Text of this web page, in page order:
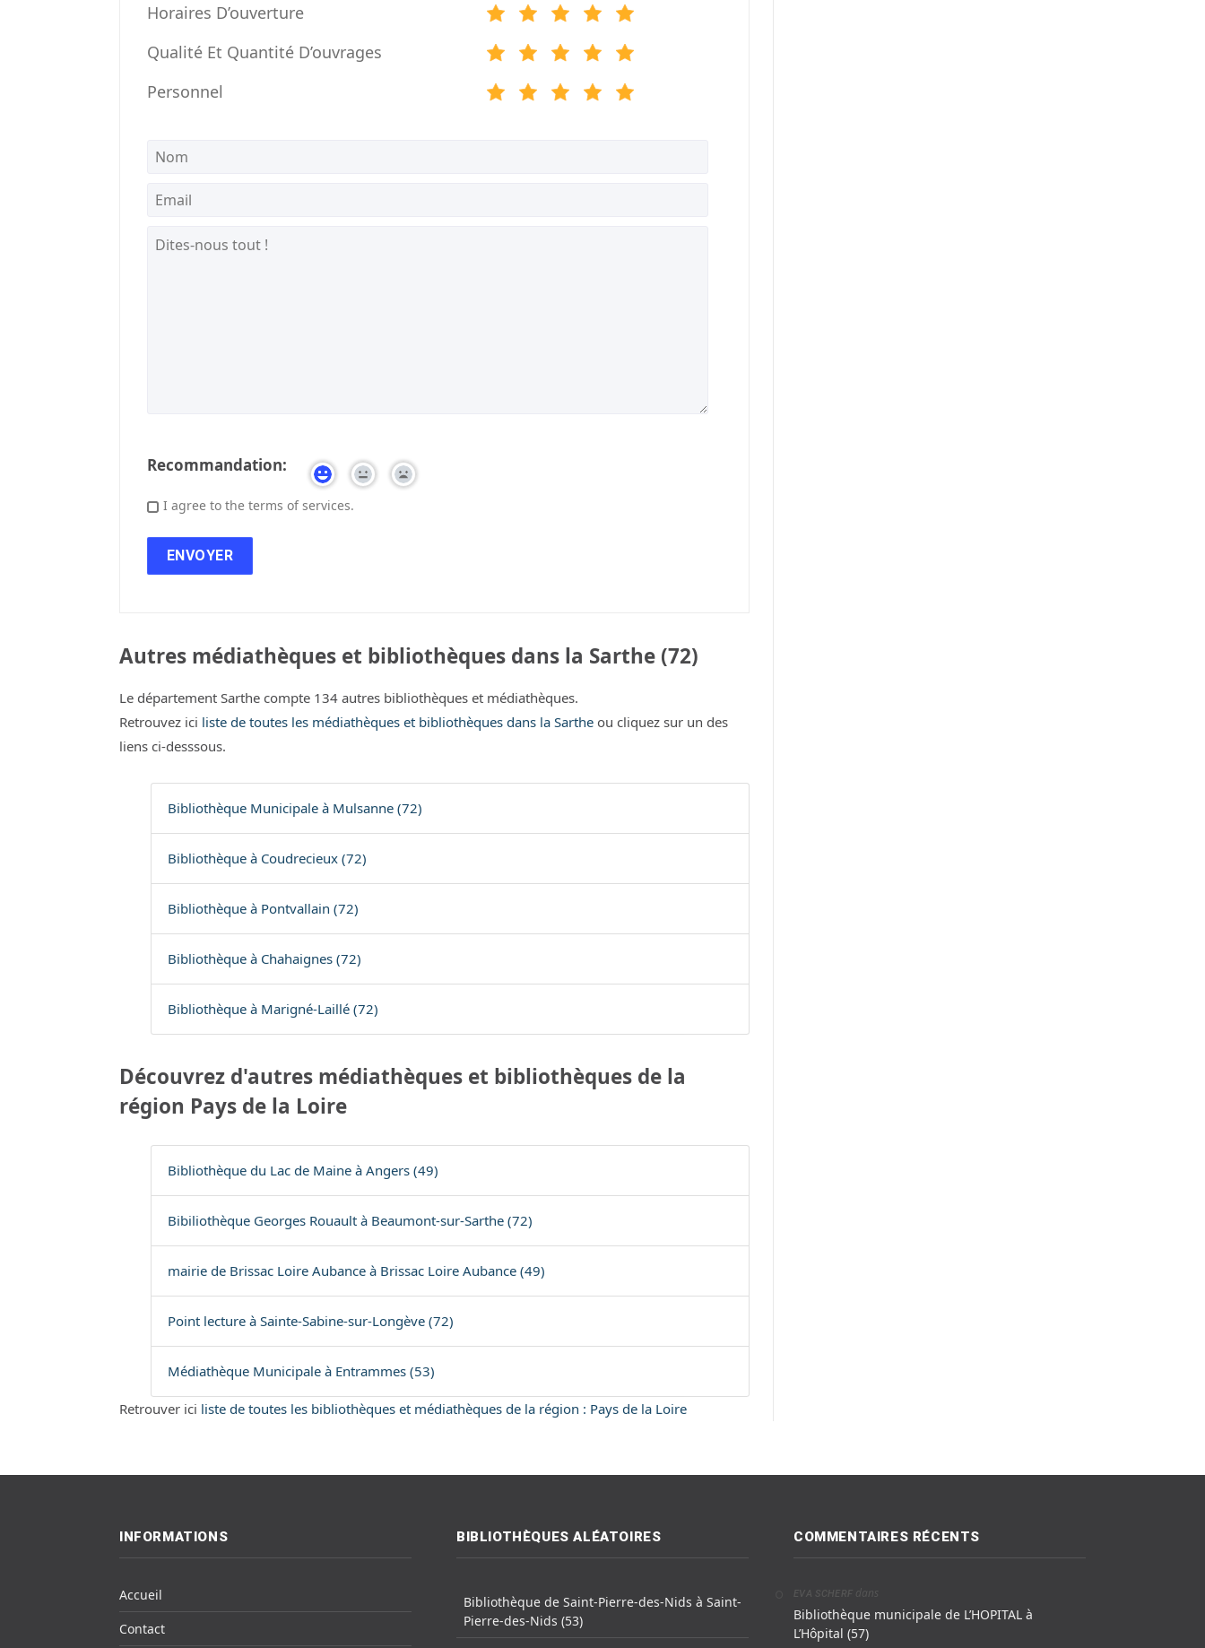
Horaires D’ouverture
Qualité Et Quantité D’ouvrages
Personnel
Recommandation:
I agree to the terms of services.
Autres médiathèques et bibliothèques dans la Sarthe (72)
Le département Sarthe compte 134 autres bibliothèques et médiathèques.
Retrouvez ici liste de toutes les médiathèques et bibliothèques dans la Sarthe ou cliquez sur un des
liens ci-desssous.
Bibliothèque Municipale à Mulsanne (72)
Bibliothèque à Coudrecieux (72)
Bibliothèque à Pontvallain (72)
Bibliothèque à Chahaignes (72)
Bibliothèque à Marigné-Laillé (72)
Découvrez d'autres médiathèques et bibliothèques de la
région Pays de la Loire
Bibliothèque du Lac de Maine à Angers (49)
Bibiliothèque Georges Rouault à Beaumont-sur-Sarthe (72)
mairie de Brissac Loire Aubance à Brissac Loire Aubance (49)
Point lecture à Sainte-Sabine-sur-Longève (72)
Médiathèque Municipale à Entrammes (53)
Retrouver ici liste de toutes les bibliothèques et médiathèques de la région : Pays de la Loire
INFORMATIONS
Accueil
Contact
BIBLIOTHÈQUES ALÉATOIRES
Bibliothèque de Saint-Pierre-des-Nids à Saint-
Pierre-des-Nids (53)
COMMENTAIRES RÉCENTS
EVA SCHERF dans
Bibliothèque municipale de L’HOPITAL à
L’Hôpital (57)